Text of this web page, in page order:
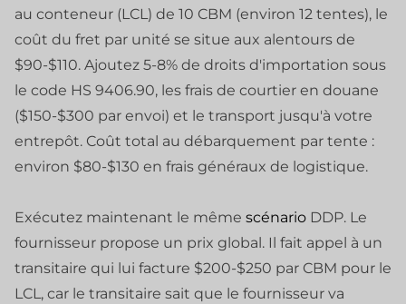
au conteneur (LCL) de 10 CBM (environ 12 tentes), le
coût du fret par unité se situe aux alentours de
$90-$110. Ajoutez 5-8% de droits d'importation sous
le code HS 9406.90, les frais de courtier en douane
($150-$300 par envoi) et le transport jusqu'à votre
entrepôt. Coût total au débarquement par tente :
environ $80-$130 en frais généraux de logistique.
Exécutez maintenant le même scénario DDP. Le
fournisseur propose un prix global. Il fait appel à un
transitaire qui lui facture $200-$250 par CBM pour le
LCL, car le transitaire sait que le fournisseur va